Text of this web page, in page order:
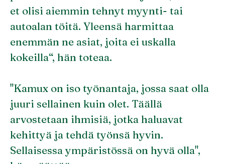
et olisi aiemmin tehnyt myynti- tai
autoalan töitä. Yleensä harmittaa
enemmän ne asiat, joita ei uskalla
kokeilla“, hän toteaa.
"Kamux on iso työnantaja, jossa saat olla
juuri sellainen kuin olet. Täällä
arvostetaan ihmisiä, jotka haluavat
kehittyä ja tehdä työnsä hyvin.
Sellaisessa ympäristössä on hyvä olla",